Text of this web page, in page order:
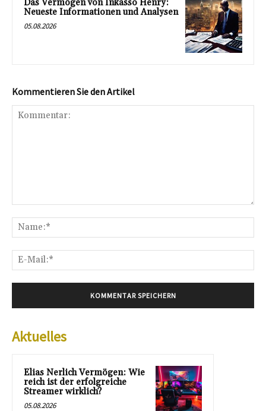
Das Vermögen von Inkasso Henry:
Neueste Informationen und Analysen
05.08.2026
Kommentieren Sie den Artikel
Aktuelles
Elias Nerlich Vermögen: Wie
reich ist der erfolgreiche
Streamer wirklich?
05.08.2026